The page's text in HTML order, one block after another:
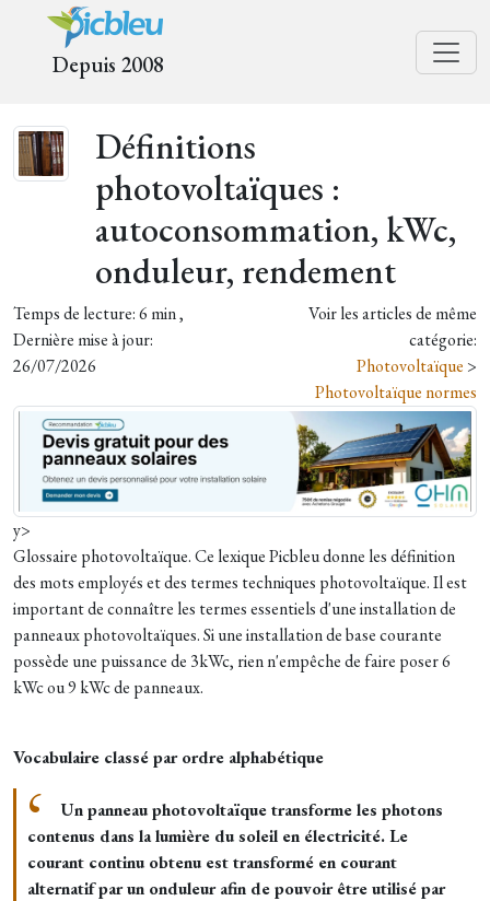
Depuis 2008
Définitions
photovoltaïques :
autoconsommation, kWc,
onduleur, rendement
Temps de lecture: 6 min ,
Dernière mise à jour:
26/07/2026
Voir les articles de même
catégorie:
Photovoltaïque >
Photovoltaïque normes
y>
Glossaire photovoltaïque. Ce lexique Picbleu donne les définition
des mots employés et des termes techniques photovoltaïque.Il est
important de connaître les termes essentiels d'une installation de
panneaux photovoltaïques. Si une installation de base courante
possède une puissance de 3kWc, rien n'empêche de faire poser 6
kWc ou 9 kWc de panneaux.
Vocabulaire classé par ordre alphabétique
Un panneau photovoltaïque transforme les photons
contenus dans la lumière du soleil en électricité. Le
courant continu obtenu est transformé en courant
alternatif par un onduleur afin de pouvoir être utilisé par